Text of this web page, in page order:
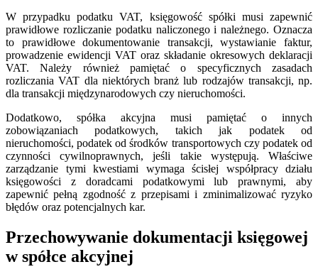
W przypadku podatku VAT, księgowość spółki musi zapewnić
prawidłowe rozliczanie podatku naliczonego i należnego. Oznacza
to prawidłowe dokumentowanie transakcji, wystawianie faktur,
prowadzenie ewidencji VAT oraz składanie okresowych deklaracji
VAT. Należy również pamiętać o specyficznych zasadach
rozliczania VAT dla niektórych branż lub rodzajów transakcji, np.
dla transakcji międzynarodowych czy nieruchomości.
Dodatkowo, spółka akcyjna musi pamiętać o innych
zobowiązaniach podatkowych, takich jak podatek od
nieruchomości, podatek od środków transportowych czy podatek od
czynności cywilnoprawnych, jeśli takie występują. Właściwe
zarządzanie tymi kwestiami wymaga ścisłej współpracy działu
księgowości z doradcami podatkowymi lub prawnymi, aby
zapewnić pełną zgodność z przepisami i zminimalizować ryzyko
błędów oraz potencjalnych kar.
Przechowywanie dokumentacji księgowej
w spółce akcyjnej